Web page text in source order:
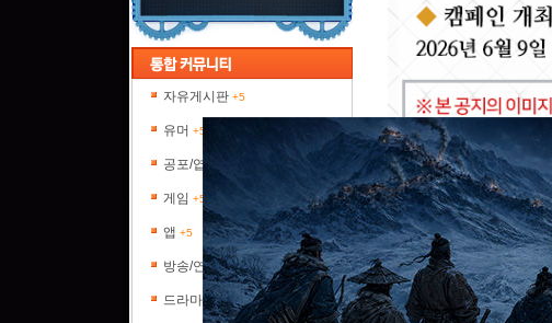
자유게시판 +5
유머 +5
공포/엽기
게임 +5
앱 +5
방송/연예+5
드라마+5